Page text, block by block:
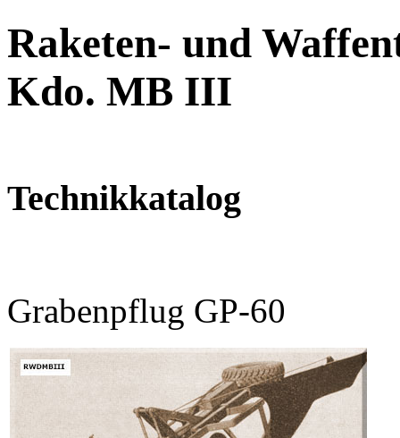
Raketen- und
Kdo. MB III
Technikkatalog
Grabenpflug GP-60